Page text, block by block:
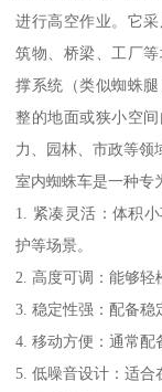
进行高空作业。它
筑物、桥梁、工厂
撑系统（类似蜘蛛
整的地面或狭小空
力、园林、市政等领
室内蜘蛛车是一种专
1. 紧凑灵活：体积
护等场景。
2. 高度可调：能够轻
3. 稳定性强：配备稳
4. 移动方便：通常配
5. 低噪音设计：适合